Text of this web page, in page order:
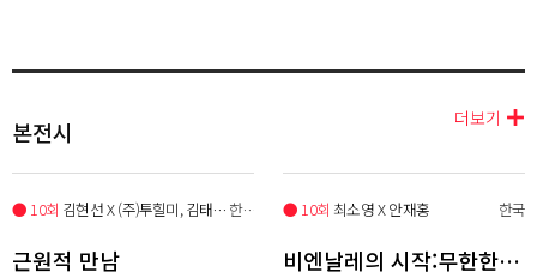
본전시 더보기
● 10회 김현선 X (주)투힐미, 김태형, 장 한국
근원적 만남
● 10회 최소영 X 안재홍 한국
비엔날레의 시작:무한한 지평선을 향하여